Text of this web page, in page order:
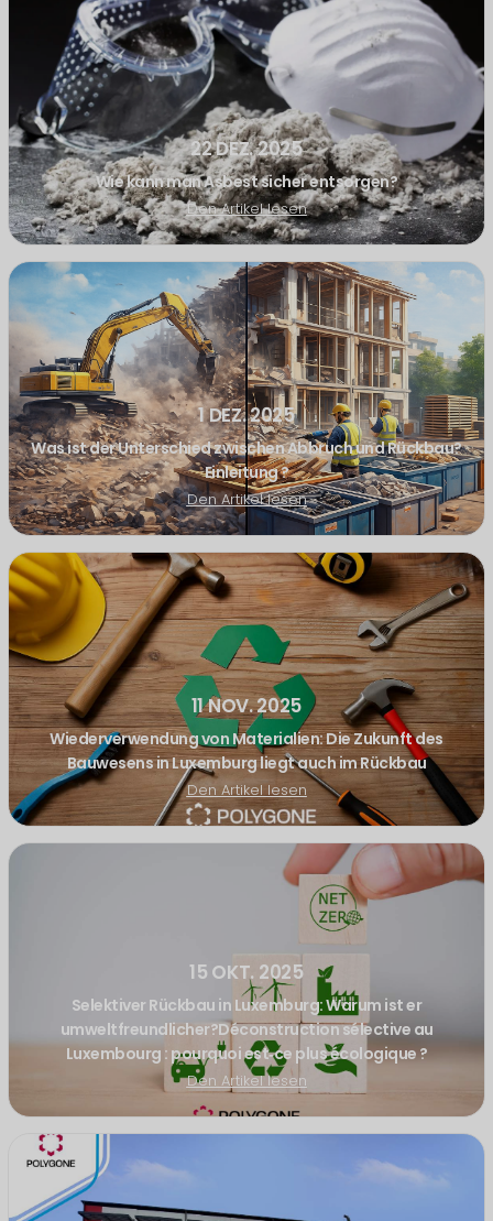
22 DEZ. 2025
Wie kann man Asbest sicher entsorgen?
Den Artikel lesen
1 DEZ. 2025
Was ist der Unterschied zwischen Abbruch und Rückbau?
Einleitung ?
Den Artikel lesen
11 NOV. 2025
Wiederverwendung von Materialien: Die Zukunft des
Bauwesens in Luxemburg liegt auch im Rückbau
Den Artikel lesen
15 OKT. 2025
Selektiver Rückbau in Luxemburg: Warum ist er
umweltfreundlicher?Déconstruction sélective au
Luxembourg : pourquoi est‑ce plus écologique ?
Den Artikel lesen